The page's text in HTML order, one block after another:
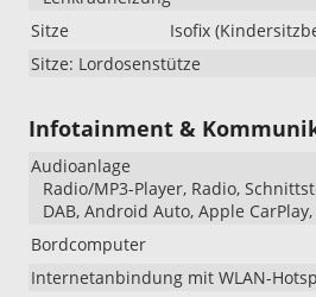
Sitze
Isofix
Sitze: Lordosenstütze
Infotainment &
Audioanlage
Radio/MP3-Player, Radio,
DAB, Android Auto, Apple
Bordcomputer
Internetanbindung mit WLAN-